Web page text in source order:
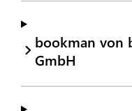
bookman von
GmbH